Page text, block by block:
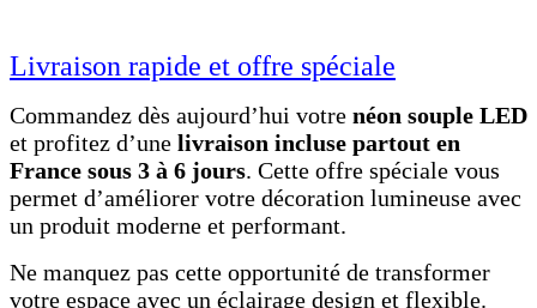
Livraison rapide et offre spéciale
Commandez dès aujourd’hui votre néon souple LED
et profitez d’une livraison incluse partout en
France sous 3 à 6 jours. Cette offre spéciale vous
permet d’améliorer votre décoration lumineuse avec
un produit moderne et performant.
Ne manquez pas cette opportunité de transformer
votre espace avec un éclairage design et flexible.